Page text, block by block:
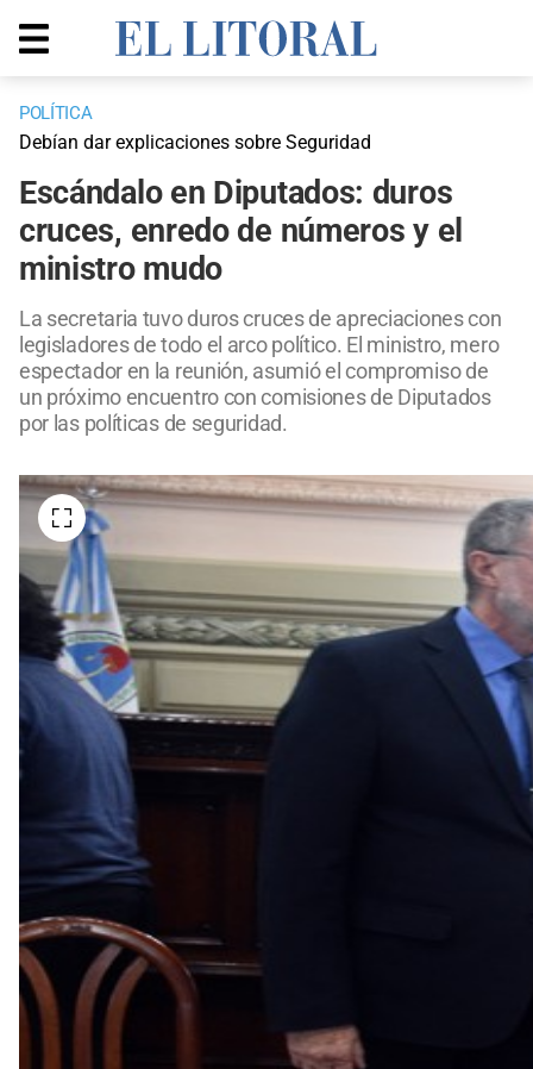
POLÍTICA
Debían dar explicaciones sobre Seguridad
Escándalo en Diputados: duros
cruces, enredo de números y el
ministro mudo
La secretaria tuvo duros cruces de apreciaciones con
legisladores de todo el arco político. El ministro, mero
espectador en la reunión, asumió el compromiso de
un próximo encuentro con comisiones de Diputados
por las políticas de seguridad.